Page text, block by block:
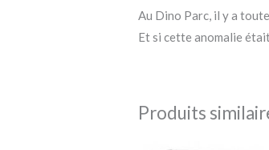
Au Dino Parc, il y a
Et si cette anomalie
Produits